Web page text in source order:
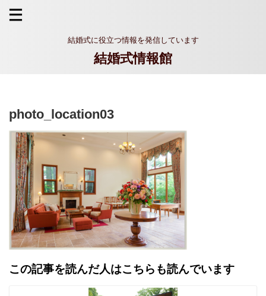
結婚式に役立つ情報を発信しています
結婚式情報館
photo_location03
この記事を読んだ人はこちらも読んでいます